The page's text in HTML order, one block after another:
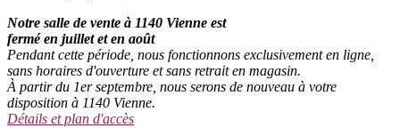
Notre salle de vente à 1140 Vienne est
fermé en juillet et en août
Pendant cette période, nous fonctionnons exclusivement en ligne,
sans horaires d'ouverture et sans retrait en magasin.
À partir du 1er septembre, nous serons de nouveau à votre
disposition à 1140 Vienne.
Détails et plan d'accès